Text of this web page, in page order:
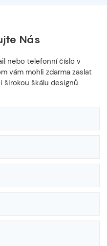
Nás
nebo telefonní číslo v
vám mohli zdarma zaslat
širokou škálu designů